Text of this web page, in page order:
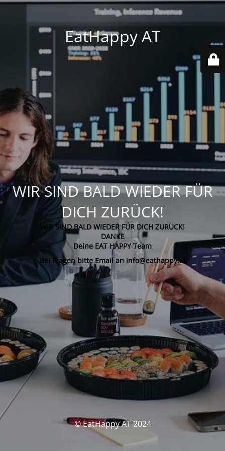
EatHappy AT
WIR SIND BALD WIEDER FÜR
DICH ZURÜCK!
WIR SIND BALD WIEDER FÜR DICH ZURÜCK!
DANKE
Deine EAT HAPPY Team
Bei Fragen bitte Email an info@eathappy.at
© EatHappy AT 2024